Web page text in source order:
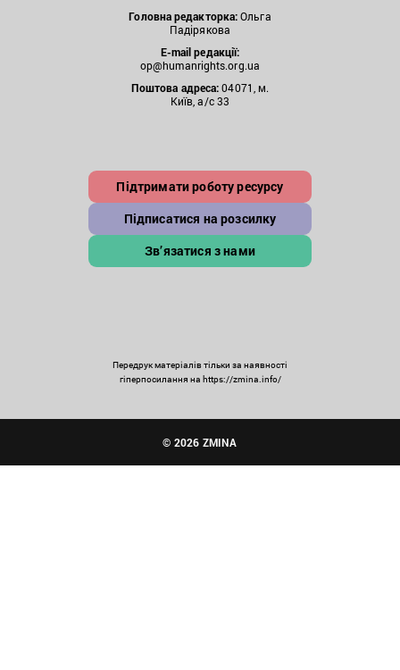
Головна редакторка:Ольга
Падірякова
E-mail редакції:
op@humanrights.org.ua
Поштова адреса:04071, м.
Київ, а/с 33
Підтримати роботу ресурсу
Підписатися на розсилку
Зв’язатися з нами
Передрук матеріалів тільки за наявності
гіперпосилання на https://zmina.info/
© 2026 ZMINA